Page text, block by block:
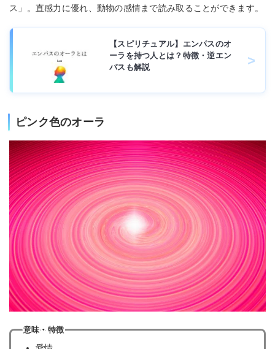
ス」。直感力に優れ、動物の感情まで読み取ることができます。
【スピリチュアル】エンパスのオ
ーラを持つ人とは？特徴・逆エン
パスも解説
ピンク色のオーラ
意味・特徴